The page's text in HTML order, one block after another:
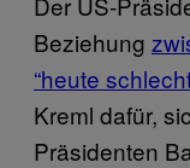
Beziehung
“heute
Kreml dafür,
Präsidenten